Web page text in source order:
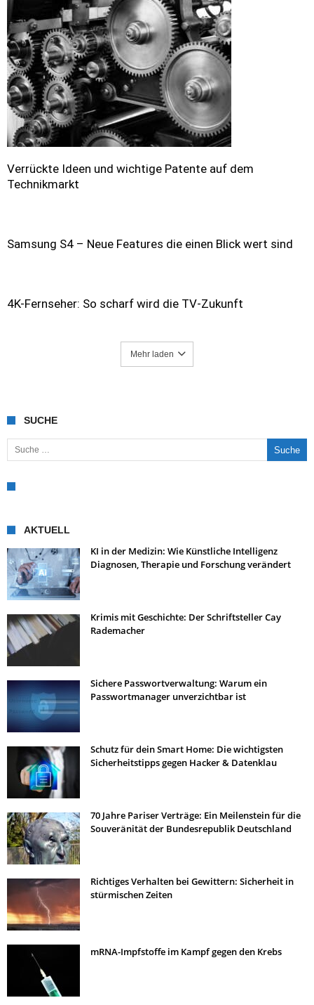
Verrückte Ideen und wichtige Patente auf dem
Technikmarkt
Samsung S4 – Neue Features die einen Blick wert sind
4K-Fernseher: So scharf wird die TV-Zukunft
Mehr laden
SUCHE
Suche nach:
AKTUELL
KI in der Medizin: Wie Künstliche Intelligenz
Diagnosen, Therapie und Forschung verändert
Krimis mit Geschichte: Der Schriftsteller Cay
Rademacher
Sichere Passwortverwaltung: Warum ein
Passwortmanager unverzichtbar ist
Schutz für dein Smart Home: Die wichtigsten
Sicherheitstipps gegen Hacker & Datenklau
70 Jahre Pariser Verträge: Ein Meilenstein für die
Souveränität der Bundesrepublik Deutschland
Richtiges Verhalten bei Gewittern: Sicherheit in
stürmischen Zeiten
mRNA-Impfstoffe im Kampf gegen den Krebs